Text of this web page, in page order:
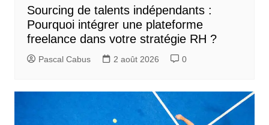
Sourcing de talents indépendants :
Pourquoi intégrer une plateforme
freelance dans votre stratégie RH ?
Pascal Cabus 2 août 2026 0